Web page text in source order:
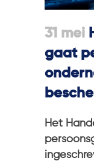
31 mei
gaat
Het